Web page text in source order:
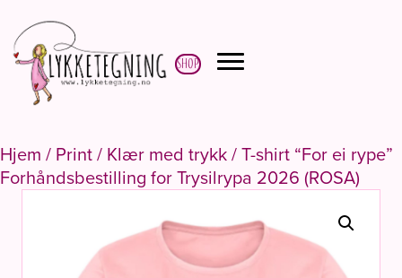
Shop
Hjem / Print/ Klær med trykk/ T-shirt “For ei rype”
Forhåndsbestilling for Trysilrypa 2026 (ROSA)